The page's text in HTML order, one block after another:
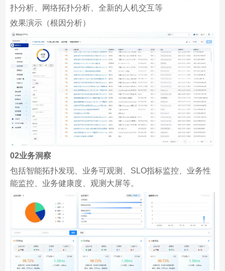
扑分析、网络拓扑分析、全新的人机交互等
效果演示（根因分析）
02业务洞察
包括智能拓扑发现、业务可观测、SLO指标监控、业务性
能监控、业务健康度、观测大屏等。